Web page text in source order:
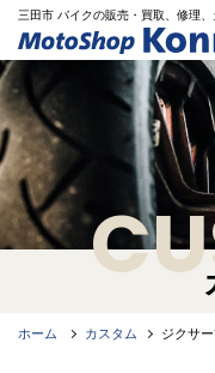
三田市 バイクの販売・買取、修理
ホーム カスタム ジクサ